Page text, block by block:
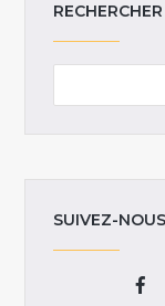
RECHERCHER
SUIVEZ-NOUS